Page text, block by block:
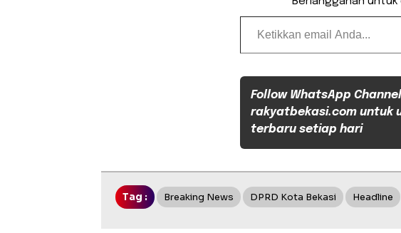
Ketikkan email Anda...
Follow WhatsApp Channel
rakyatbekasi.com untuk
terbaru setiap hari
Tag : Breaking News DPRD Kota Bekasi Headline